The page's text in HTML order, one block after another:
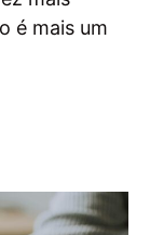
é mais um